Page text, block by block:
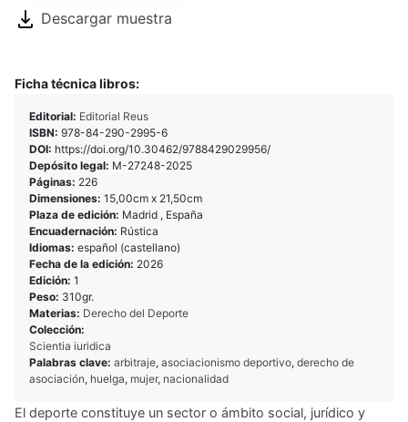
Descargar muestra
Ficha técnica libros:
Editorial: Editorial Reus
ISBN: 978-84-290-2995-6
DOI: https://doi.org/10.30462/9788429029956/
Depósito legal: M-27248-2025
Páginas: 226
Dimensiones: 15,00cm x 21,50cm
Plaza de edición: Madrid , España
Encuadernación: Rústica
Idiomas: español (castellano)
Fecha de la edición: 2026
Edición: 1
Peso: 310gr.
Materias: Derecho del Deporte
Colección:
Scientia iuridica
Palabras clave: arbitraje, asociacionismo deportivo, derecho de
asociación, huelga, mujer, nacionalidad
El deporte constituye un sector o ámbito social, jurídico y